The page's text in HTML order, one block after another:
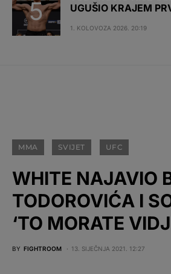
UGUŠIO KRAJEM
1. KOLOVOZA 2026. 20:19
MMA SVIJET UFC
WHITE NAJAVIO
TODOROVIĆA I
‘TO MORATE
BY FIGHTROOM 13. SIJEČNJA 2021. 12:27